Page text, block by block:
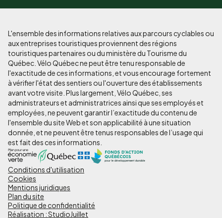
L'ensemble des informations relatives aux parcours cyclables ou
aux entreprises touristiques proviennent des régions
touristiques partenaires ou du ministère du Tourisme du
Québec. Vélo Québec ne peut être tenu responsable de
l'exactitude de ces informations, et vous encourage fortement
à vérifier l'état des sentiers ou l'ouverture des établissements
avant votre visite. Plus largement, Vélo Québec, ses
administrateurs et administratrices ainsi que ses employés et
employées, ne peuvent garantir l’exactitude du contenu de
l'ensemble du site Web et son applicabilité à une situation
donnée, et ne peuvent être tenus responsables de l’usage qui
est fait des ces informations.
Pied
de
page
Conditions d'utilisation
Cookies
Mentions juridiques
Plan du site
Politique de confidentialité
Réalisation : StudioJuillet